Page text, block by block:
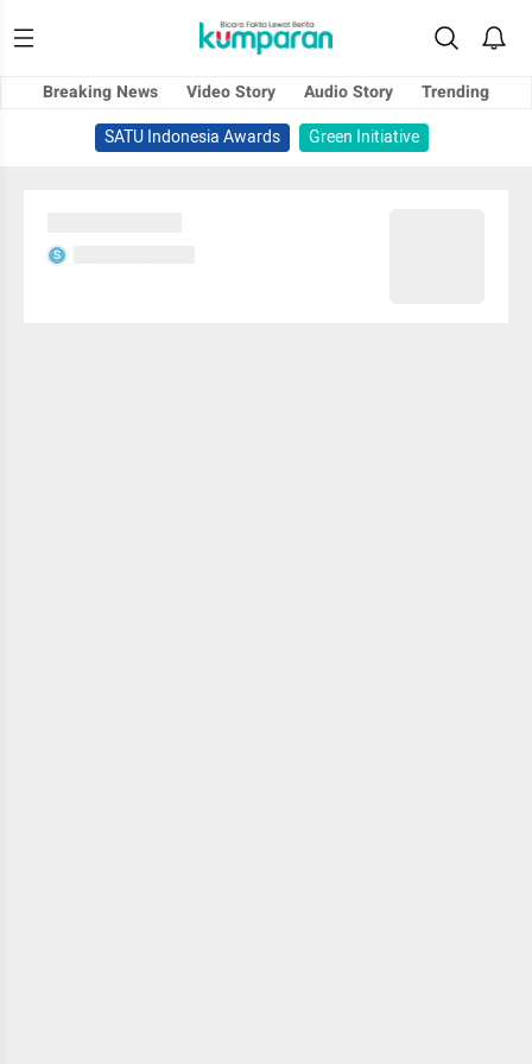
Breaking News Video Story Audio Story
Trending
SATU Indonesia Awards
Green Initiative
S